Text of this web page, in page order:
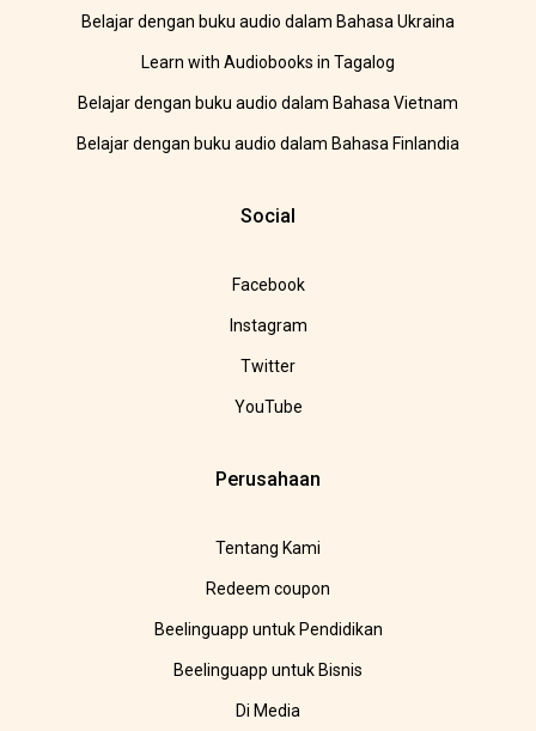
Belajar dengan buku audio dalam Bahasa Ukraina
Learn with Audiobooks in Tagalog
Belajar dengan buku audio dalam Bahasa Vietnam
Belajar dengan buku audio dalam Bahasa Finlandia
Social
Facebook
Instagram
Twitter
YouTube
Perusahaan
Tentang Kami
Redeem coupon
Beelinguapp untuk Pendidikan
Beelinguapp untuk Bisnis
Di Media